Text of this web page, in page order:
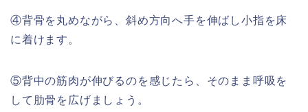
④背骨を丸めながら、斜め方向へ手を伸ばし小指を床
に着けます。
⑤背中の筋肉が伸びるのを感じたら、そのまま呼吸を
して肋骨を広げましょう。